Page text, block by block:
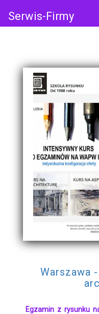
Serwis-Firmy
Warszawa
Egzamin z rysunku